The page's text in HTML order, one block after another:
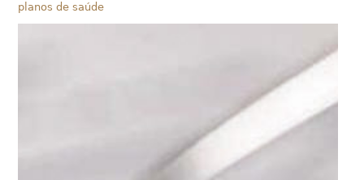
planos de saúde